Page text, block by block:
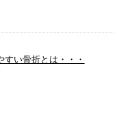
い骨折とは・・・